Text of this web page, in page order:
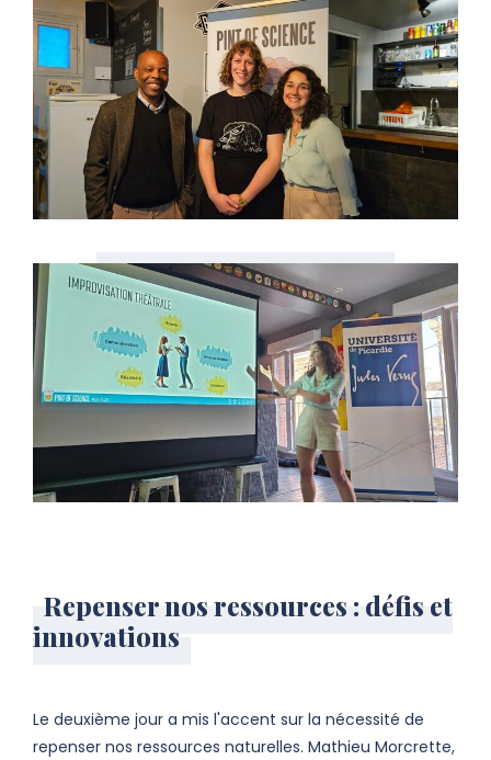
Repenser nos ressources : défis et
innovations
Le deuxième jour a mis l'accent sur la nécessité de
repenser nos ressources naturelles. Mathieu Morcrette,